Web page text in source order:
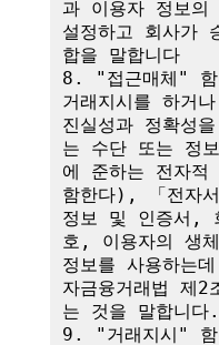
과 이용자 정보의
설정하고 회사가
합을 말합니다
8. "접근매체" 함
거래지시를 하거
진실성과 정확성
는 수단 또는 정
에 준하는 전자적
함한다), 「전자서
정보 및 인증서,
호, 이용자의 생
정보를 사용하는
자금융거래법 제
는 것을 말합니다.
9. "거래지시" 함